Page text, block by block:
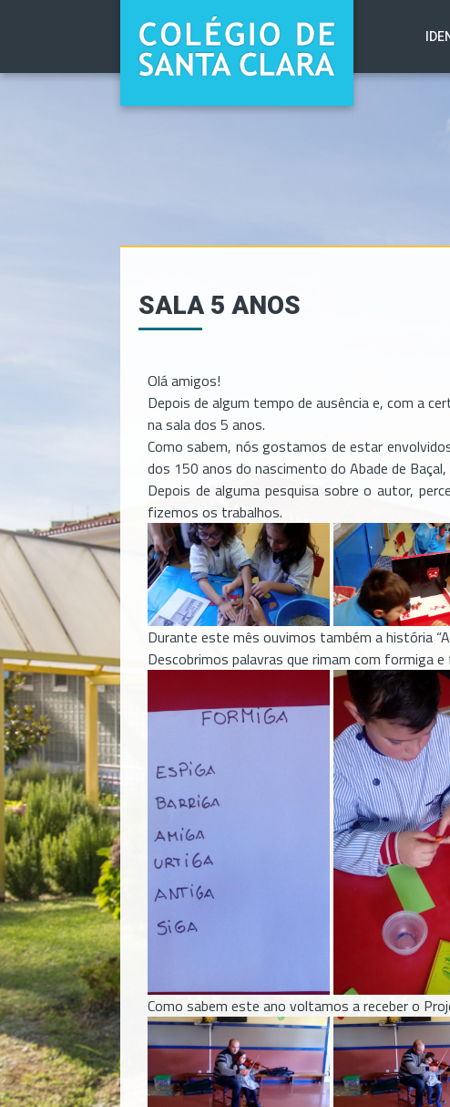
PASSAR PARA O CONTEÚDO PRINCIPAL
SALA 5 ANOS
Olá amigos!
Depois de algum tempo de ausência e, com a
na sala dos 5 anos.
Como sabem, nós gostamos de estar
dos 150 anos do nascimento do Abade de
Depois de alguma pesquisa sobre o autor,
fizemos os trabalhos.
Durante este mês ouvimos também a história
Descobrimos palavras que rimam com formiga
Como sabem este ano voltamos a receber o